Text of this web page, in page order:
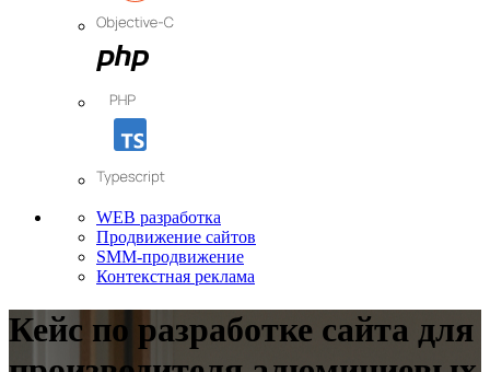
WEB разработка
Продвижение сайтов
SMM-продвижение
Контекстная реклама
Кейс по разработке сайта для